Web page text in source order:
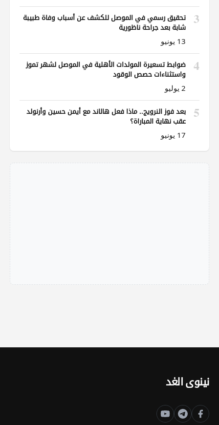
3
تحقيق رسمي في الموصل للكشف عن أسباب وفاة طبيبة
شابة بعد جراحة ناظورية
13 يونيو
4
ضوابط تسعيرة المولدات الأهلية في الموصل لشهر تموز
واستثناءات حصص الوقود
2 يوليو
5
بعد فوز النرويج.. ماذا فعل هالاند مع أيمن حسين وأرنولد
عقب نهاية المباراة؟
17 يونيو
نينوى الغد